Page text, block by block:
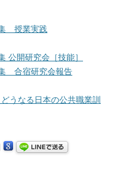
授業実践
開研究会［技能］
合宿研究会報告
うなる日本の公共職業訓